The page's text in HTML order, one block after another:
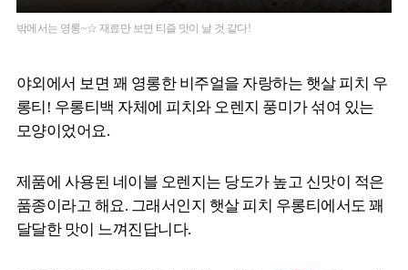
밖에서는 영롱~☆ 재료만 보면 티즐 맛이 날 것 같다!
야외에서 보면 꽤 영롱한 비주얼을 자랑하는 햇살 피치 우
롱티! 우롱티백 자체에 피치와 오렌지 풍미가 섞여 있는
모양이었어요.
제품에 사용된 네이블 오렌지는 당도가 높고 신맛이 적은
품종이라고 해요. 그래서인지 햇살 피치 우롱티에서도 꽤
달달한 맛이 느껴진답니다.